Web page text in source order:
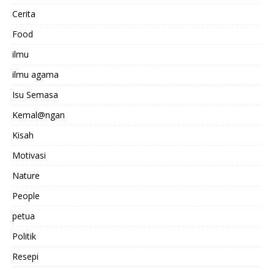
Cerita
Food
ilmu
ilmu agama
Isu Semasa
Kemal@ngan
Kisah
Motivasi
Nature
People
petua
Politik
Resepi